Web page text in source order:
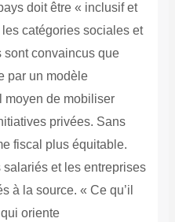
doit être « inclusif et
catégories sociales et
sont convaincus que
par un modèle
moyen de mobiliser
privées. Sans
fiscal plus équitable.
salariés et les entreprises
à la source. « Ce qu’il
oriente